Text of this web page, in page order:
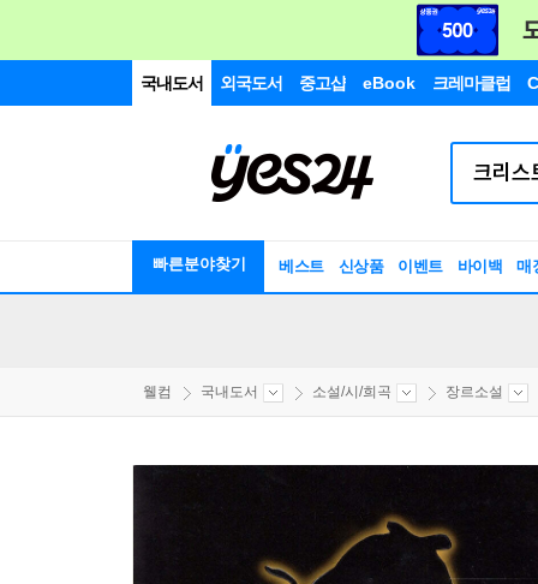
국내도서 외국도서 중고샵 eBook 크레마클럽
빠른분야찾기 베스트 신상품 이벤트 바이백 매
웰컴 국내도서 소설/시/희곡 장르소설